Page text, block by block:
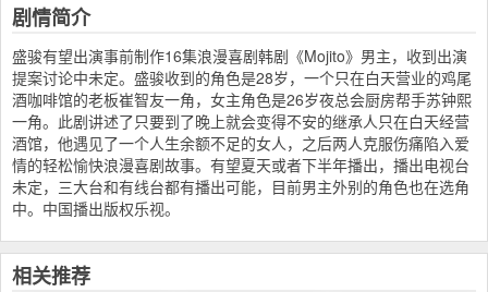
剧情简介
盛骏有望出演事前制作16集浪漫喜剧韩剧《Mojito》男主，收到出演
提案讨论中未定。盛骏收到的角色是28岁，一个只在白天营业的鸡尾
酒咖啡馆的老板崔智友一角，女主角色是26岁夜总会厨房帮手苏钟熙
一角。此剧讲述了只要到了晚上就会变得不安的继承人只在白天经营
酒馆，他遇见了一个人生余额不足的女人，之后两人克服伤痛陷入爱
情的轻松愉快浪漫喜剧故事。有望夏天或者下半年播出，播出电视台
未定，三大台和有线台都有播出可能，目前男主外别的角色也在选角
中。中国播出版权乐视。
相关推荐